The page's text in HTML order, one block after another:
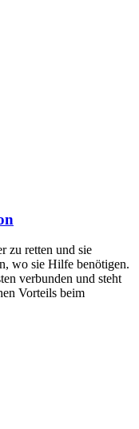
zu retten und sie
wo sie Hilfe benötigen.
verbunden und steht
Vorteils beim